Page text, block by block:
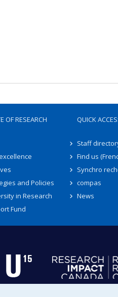
OF RESEARCH
and Policies
in Research
Fund
QUICK
Staff
Find us
Synchro
compas
News